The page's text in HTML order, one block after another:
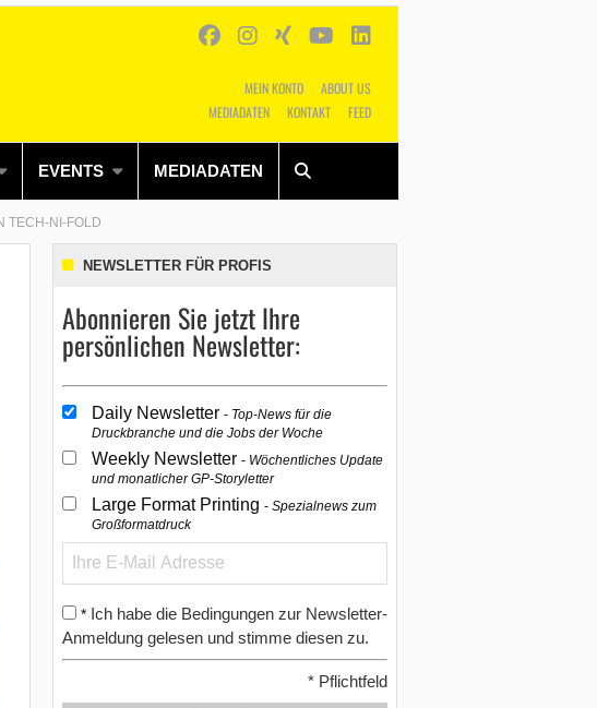
MEIN KONTO
ABOUT US
MEDIADATEN
KONTAKT FEED
EVENTS MEDIADATEN
Alles Shop SUCHEN
TECH-NI-FOLD
NEWSLETTER FÜR PROFIS
Abonnieren Sie jetzt Ihre
persönlichen Newsletter:
Daily Newsletter Top-News für die
Druckbranche und die Jobs der Woche
Weekly Newsletter Wöchentliches Update
und monatlicher GP-Storyletter
Large Format Printing Spezialnews zum
Großformatdruck
* Ich habe die Bedingungen zur Newsletter-
Anmeldung gelesen und stimme diesen zu.
* Pflichtfeld